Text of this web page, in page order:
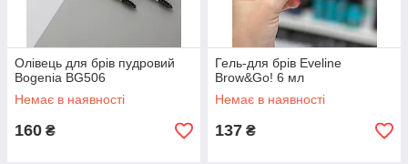
Олівець для брів пудровий
Bogenia BG506
Немає в наявності
160 ₴
Гель-для брів Eveline
Brow&Go! 6 мл
Немає в наявності
137 ₴